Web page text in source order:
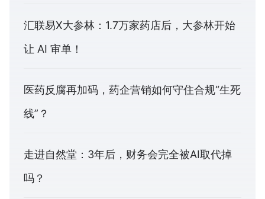
汇联易X大参林：1.7万家药店后，大参林开始
让 AI 审单！
医药反腐再加码，药企营销如何守住合规“生死
线”？
走进自然堂：3年后，财务会完全被AI取代掉
吗？